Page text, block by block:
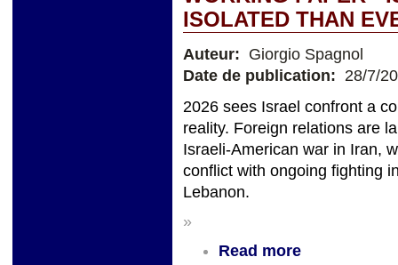
ISOLATED THAN
Auteur: Giorgio Spagnol
Date de publication: 28/7/
2026 sees Israel confront a
reality. Foreign relations are
Israeli-American war in Iran,
conflict with ongoing fighting
Lebanon.
»
Read more